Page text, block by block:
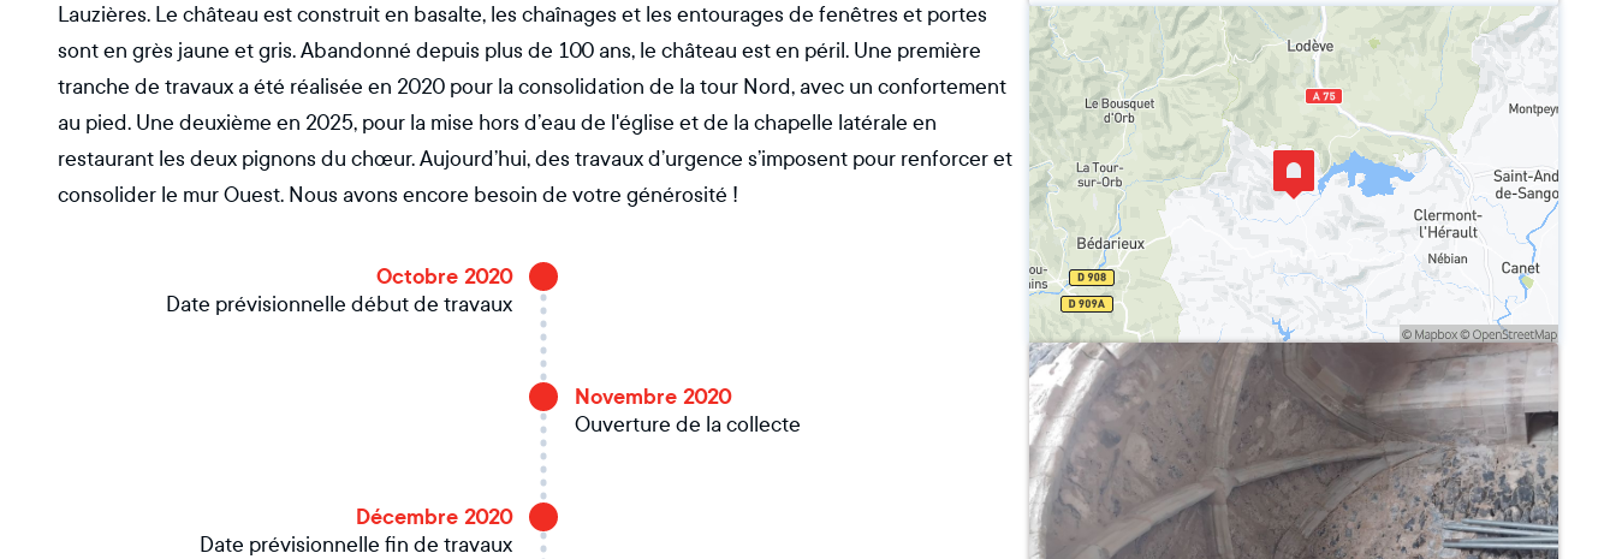
Lauzières. Le château est construit en basalte, les chaînages et les entourages de fenêtres et portes
sont en grès jaune et gris. Abandonné depuis plus de 100 ans, le château est en péril. Une première
tranche de travaux a été réalisée en 2020 pour la consolidation de la tour Nord, avec un confortement
au pied. Une deuxième en 2025, pour la mise hors d’eau de l'église et de la chapelle latérale en
restaurant les deux pignons du chœur. Aujourd’hui, des travaux d’urgence s’imposent pour renforcer et
consolider le mur Ouest. Nous avons encore besoin de votre générosité !
Octobre 2020
Date prévisionnelle début de travaux
Novembre 2020
Ouverture de la collecte
Décembre 2020
Date prévisionnelle fin de travaux